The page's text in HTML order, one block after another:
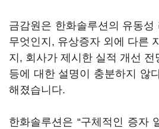
금감원은 한화솔루션의 유동성
무엇인지, 유상증자 외에 다른
지, 회사가 제시한 실적 개선 전
등에 대한 설명이 충분하지 않
해졌습니다.
한화솔루션은 “구체적인 증자